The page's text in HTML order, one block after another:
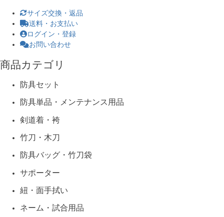
サイズ交換・返品
送料・お支払い
ログイン・登録
お問い合わせ
商品カテゴリ
防具セット
防具単品・メンテナンス用品
剣道着・袴
竹刀・木刀
防具バッグ・竹刀袋
サポーター
紐・面手拭い
ネーム・試合用品